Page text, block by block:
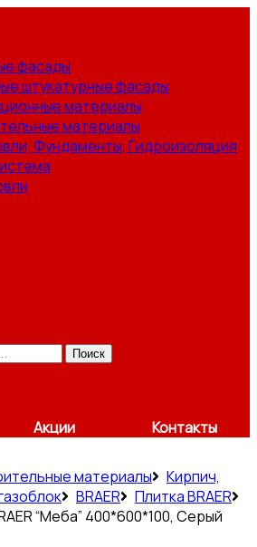
фасады
штукатурные фасады
материалы
материалы
Фундаменты, Гидроизоляция
Поиск
Акции Контакты
материалы
Кирпич,
BRAER
Плитка BRAER
“Меба” 400*600*100, Серый